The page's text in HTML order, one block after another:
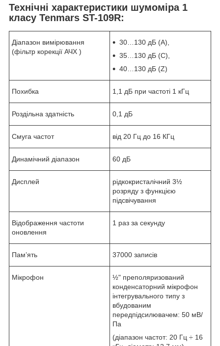
Технічні характеристики шумоміра 1
класу Tenmars ST-109R:
Діапазон вимірювання
(фільтр корекції АЧХ )
30…130 дБ (A),
35…130 дБ (С),
40…130 дБ (Z)
Похибка 1,1 дБ при частоті 1 кГц
Роздільна здатність 0,1 дБ
Смуга частот від 20 Гц до 16 КГц
Динамічний діапазон 60 дБ
Дисплей
рідкокристалічний 3½
розряду з функцією
підсвічування
Відображення частоти
оновлення
1 раз за секунду
Пам’ять 37000 записів
Мікрофон
½" преполяризований
конденсаторний мікрофон
інтегрувального типу з
вбудованим
передпідсилювачем: 50 мВ/
Па
(діапазон частот: 20 Гц ÷ 16